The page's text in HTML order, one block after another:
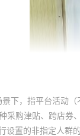
景下，指平台活动
采购津贴、跨店券
设置的非指定人群